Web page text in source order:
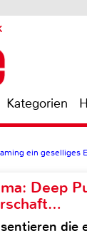
Kategorien
ein geselliges
Deep
die